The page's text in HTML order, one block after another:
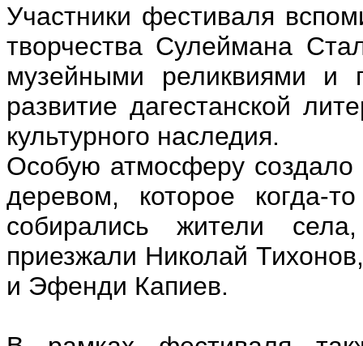
Участники фестиваля
творчества Сулеймана
музейными реликвиями и
развитие дагестанской
культурного наследия.
Особую атмосферу создало
деревом, которое когда-
собирались жители
приезжали Николай
и Эфенди Капиев.